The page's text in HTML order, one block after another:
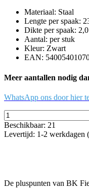
Materiaal: Staal
Lengte per spaak:
Dikte per spaak:
Aantal: per stuk
Kleur: Zwart
EAN:
Meer aantallen nodig
WhatsApp ons door hier
Beschikbaar: 21
Levertijd: 1-2 werkdagen
De pluspunten van BK